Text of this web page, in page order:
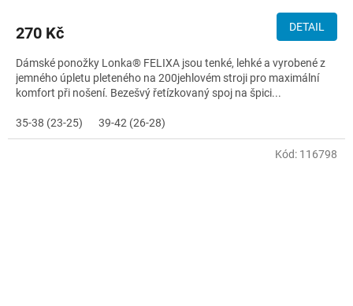
270 Kč DETAIL
Dámské ponožky Lonka® FELIXA jsou tenké, lehké a vyrobené z
jemného úpletu pleteného na 200jehlovém stroji pro maximální
komfort při nošení. Bezešvý řetízkovaný spoj na špici...
35-38 (23-25) 39-42 (26-28)
Kód: 116798